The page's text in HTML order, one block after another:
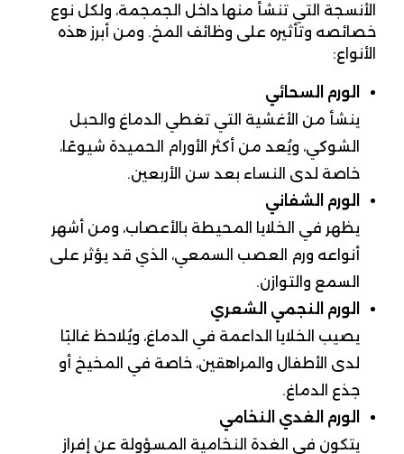
الأنسجة التي تنشأ منها داخل الجمجمة، ولكل نوع
خصائصه وتأثيره على وظائف المخ. ومن أبرز هذه
الأنواع:
الورم السحائي
ينشأ من الأغشية التي تغطي الدماغ والحبل
الشوكي، ويُعد من أكثر الأورام الحميدة شيوعًا،
خاصة لدى النساء بعد سن الأربعين.
الورم الشفاني
يظهر في الخلايا المحيطة بالأعصاب، ومن أشهر
أنواعه ورم العصب السمعي، الذي قد يؤثر على
السمع والتوازن.
الورم النجمي الشعري
يصيب الخلايا الداعمة في الدماغ، ويُلاحظ غالبًا
لدى الأطفال والمراهقين، خاصة في المخيخ أو
جذع الدماغ.
الورم الغدي النخامي
يتكون في الغدة النخامية المسؤولة عن إفراز